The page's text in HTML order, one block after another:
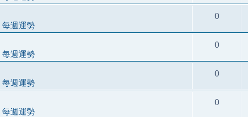
每週運勢
0
每週運勢
0
每週運勢
0
每週運勢
0